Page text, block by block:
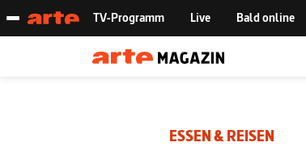
ESSEN & REISEN